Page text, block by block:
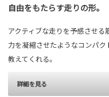
自由をもたらす走りの形。
アクティブな走りを予感させる
力を凝縮させたようなコンパ
教えてくれる。
詳細を見る